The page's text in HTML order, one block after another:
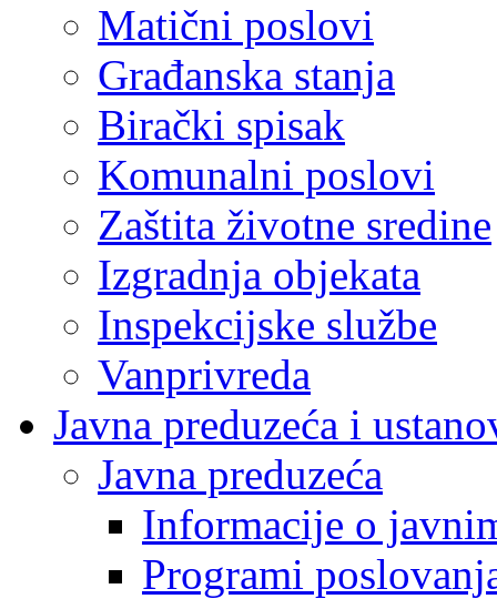
Matični poslovi
Građanska stanja
Birački spisak
Komunalni poslovi
Zaštita životne sredine
Izgradnja objekata
Inspekcijske službe
Vanprivreda
Javna preduzeća i
Javna preduzeća
Informacije o
Programi